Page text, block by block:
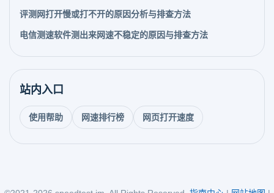
评测网打开慢或打不开的原因分析与排查方法
电信测速软件测出来网速不稳定的原因与排查方法
站内入口
使用帮助 网速排行榜 网页打开速度